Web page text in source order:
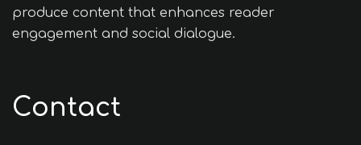
produce content that enhances reader
engagement and social dialogue.
Contact